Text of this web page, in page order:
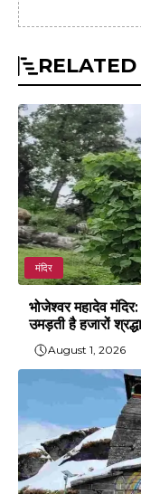
RELATED
मंदिर
भोजेश्वर महादेव
उमड़ती है हजारों
August 1, 2026